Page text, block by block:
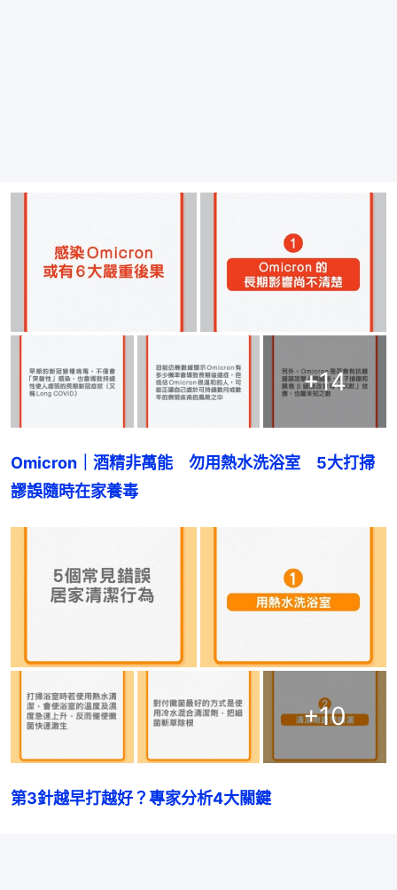
+14
Omicron｜酒精非萬能　勿用熱水洗浴室　5大打掃
謬誤隨時在家養毒
+10
第3針越早打越好？專家分析4大關鍵